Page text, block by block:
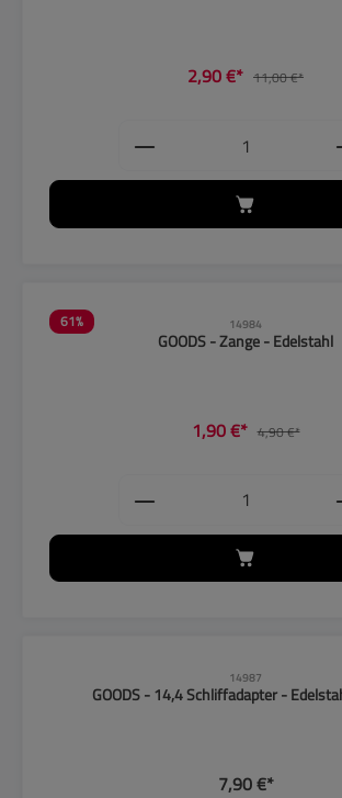
2,90 €* 11,00 €*
Produkt Anzahl:
61% 14984
GOODS - Zange - Edelstahl
1,90 €* 4,90 €*
Produkt Anzahl:
14987
GOODS - 14,4 Schliffadapter -
7,90 €*